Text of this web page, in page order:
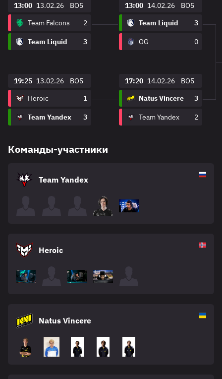
13:00 13.02.26
BO5
Team Falcons
2
Team Liquid 3
19:25 13.02.26
BO5
Heroic
1
Team Yandex 3
13:00 14.02.26
BO5
Team Liquid
3
OG 0
17:20 14.02.26
BO5
Natus Vincere
3
Team Yandex 2
Команды-участники
Team Yandex
Heroic
Natus Vincere